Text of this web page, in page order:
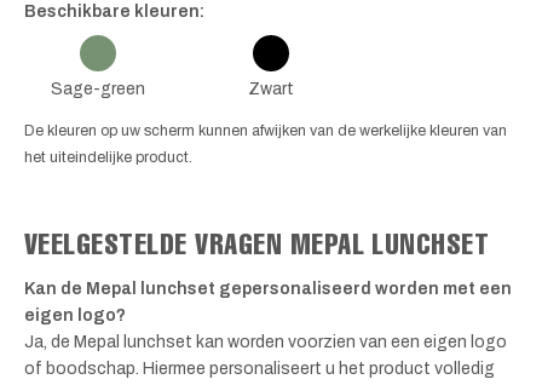
Beschikbare kleuren:
Sage-green Zwart
De kleuren op uw scherm kunnen afwijken van de werkelijke kleuren van
het uiteindelijke product.
VEELGESTELDE VRAGEN MEPAL LUNCHSET
Kan de Mepal lunchset gepersonaliseerd worden met een
eigen logo?
Ja, de Mepal lunchset kan worden voorzien van een eigen logo
of boodschap. Hiermee personaliseert u het product volledig